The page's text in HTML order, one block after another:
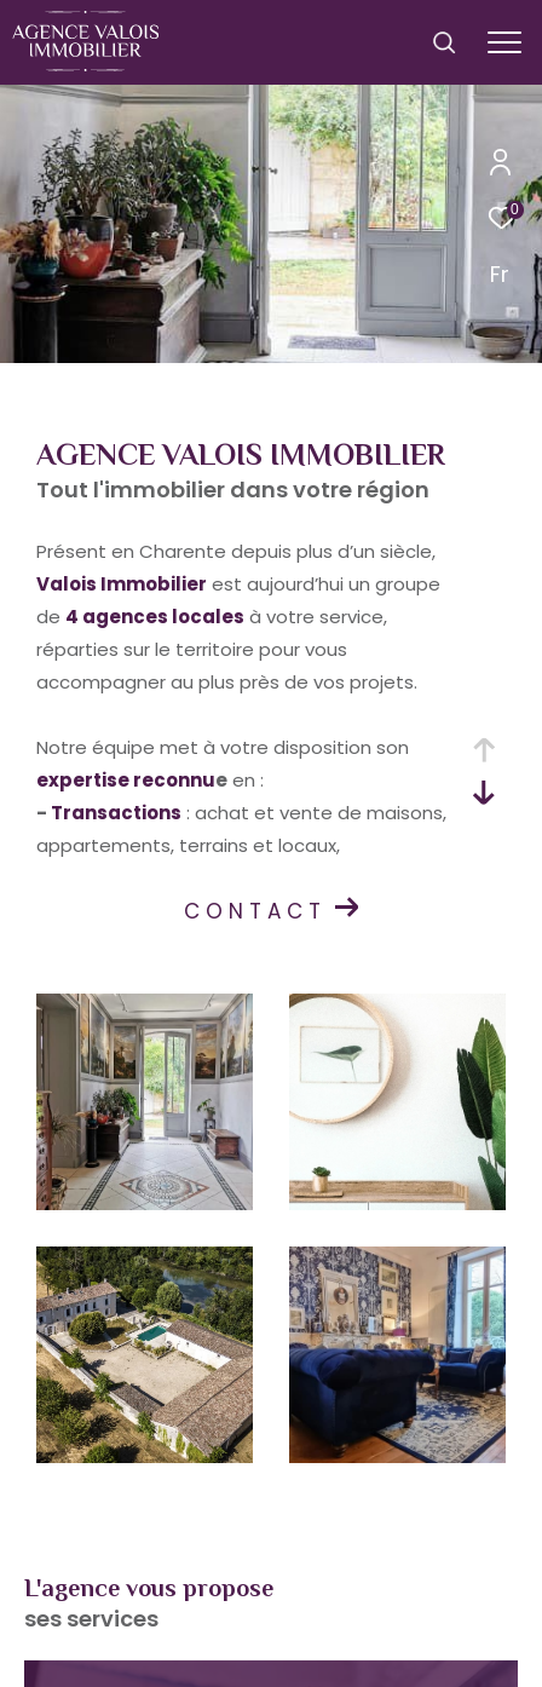
0
Fr
AGENCE VALOIS IMMOBILIER
Tout l'immobilier dans votre région
Présent en Charente depuis plus d’un siècle,
Valois Immobilier est aujourd’hui un groupe
de 4 agences locales à votre service,
réparties sur le territoire pour vous
accompagner au plus près de vos projets.
Notre équipe met à votre disposition son
expertise reconnueen :
- Transactions : achat et vente de maisons,
appartements, terrains et locaux,
simplifier la gestion de vos biens,
votre immeuble.Forts de
plus de 100 ans
d’expériencepour l’une de nos agences, nous
allions la solidité d’un savoir-faire historique à
la modernité des outils numériques, pour offrir
unservice de proximité, efficace et humain
Que vous soyez propriétaire, investisseur ou
vous écouter, vous conseiller et vous
accompagner à chaque étape de votre projet
immobilier en Charente.
Votre bien, entre de bonnes mains
CONTACT
L'agence vous propose
ses services